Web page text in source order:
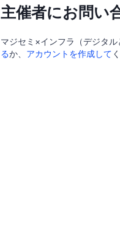
主催者にお問い
マジセミ×インフラ（デジタ
るか、 アカウントを作成して